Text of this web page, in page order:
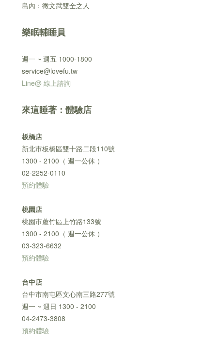
島內：徵文武雙全之人
樂眠輔睡員
週一 ~ 週五 1000-1800
service@lovefu.tw
Line@ 線上諮詢
來這睡著：體驗店
板橋店
新北市板橋區雙十路二段110號
1300 - 2100（ 週一公休 ）
02-2252-0110
預約體驗
桃園店
桃園市蘆竹區上竹路133號
1300 - 2100（ 週一公休 ）
03-323-6632
預約體驗
台中店
台中市南屯區文心南三路277號
週一 ~ 週日 1300 - 2100
04-2473-3808
預約體驗